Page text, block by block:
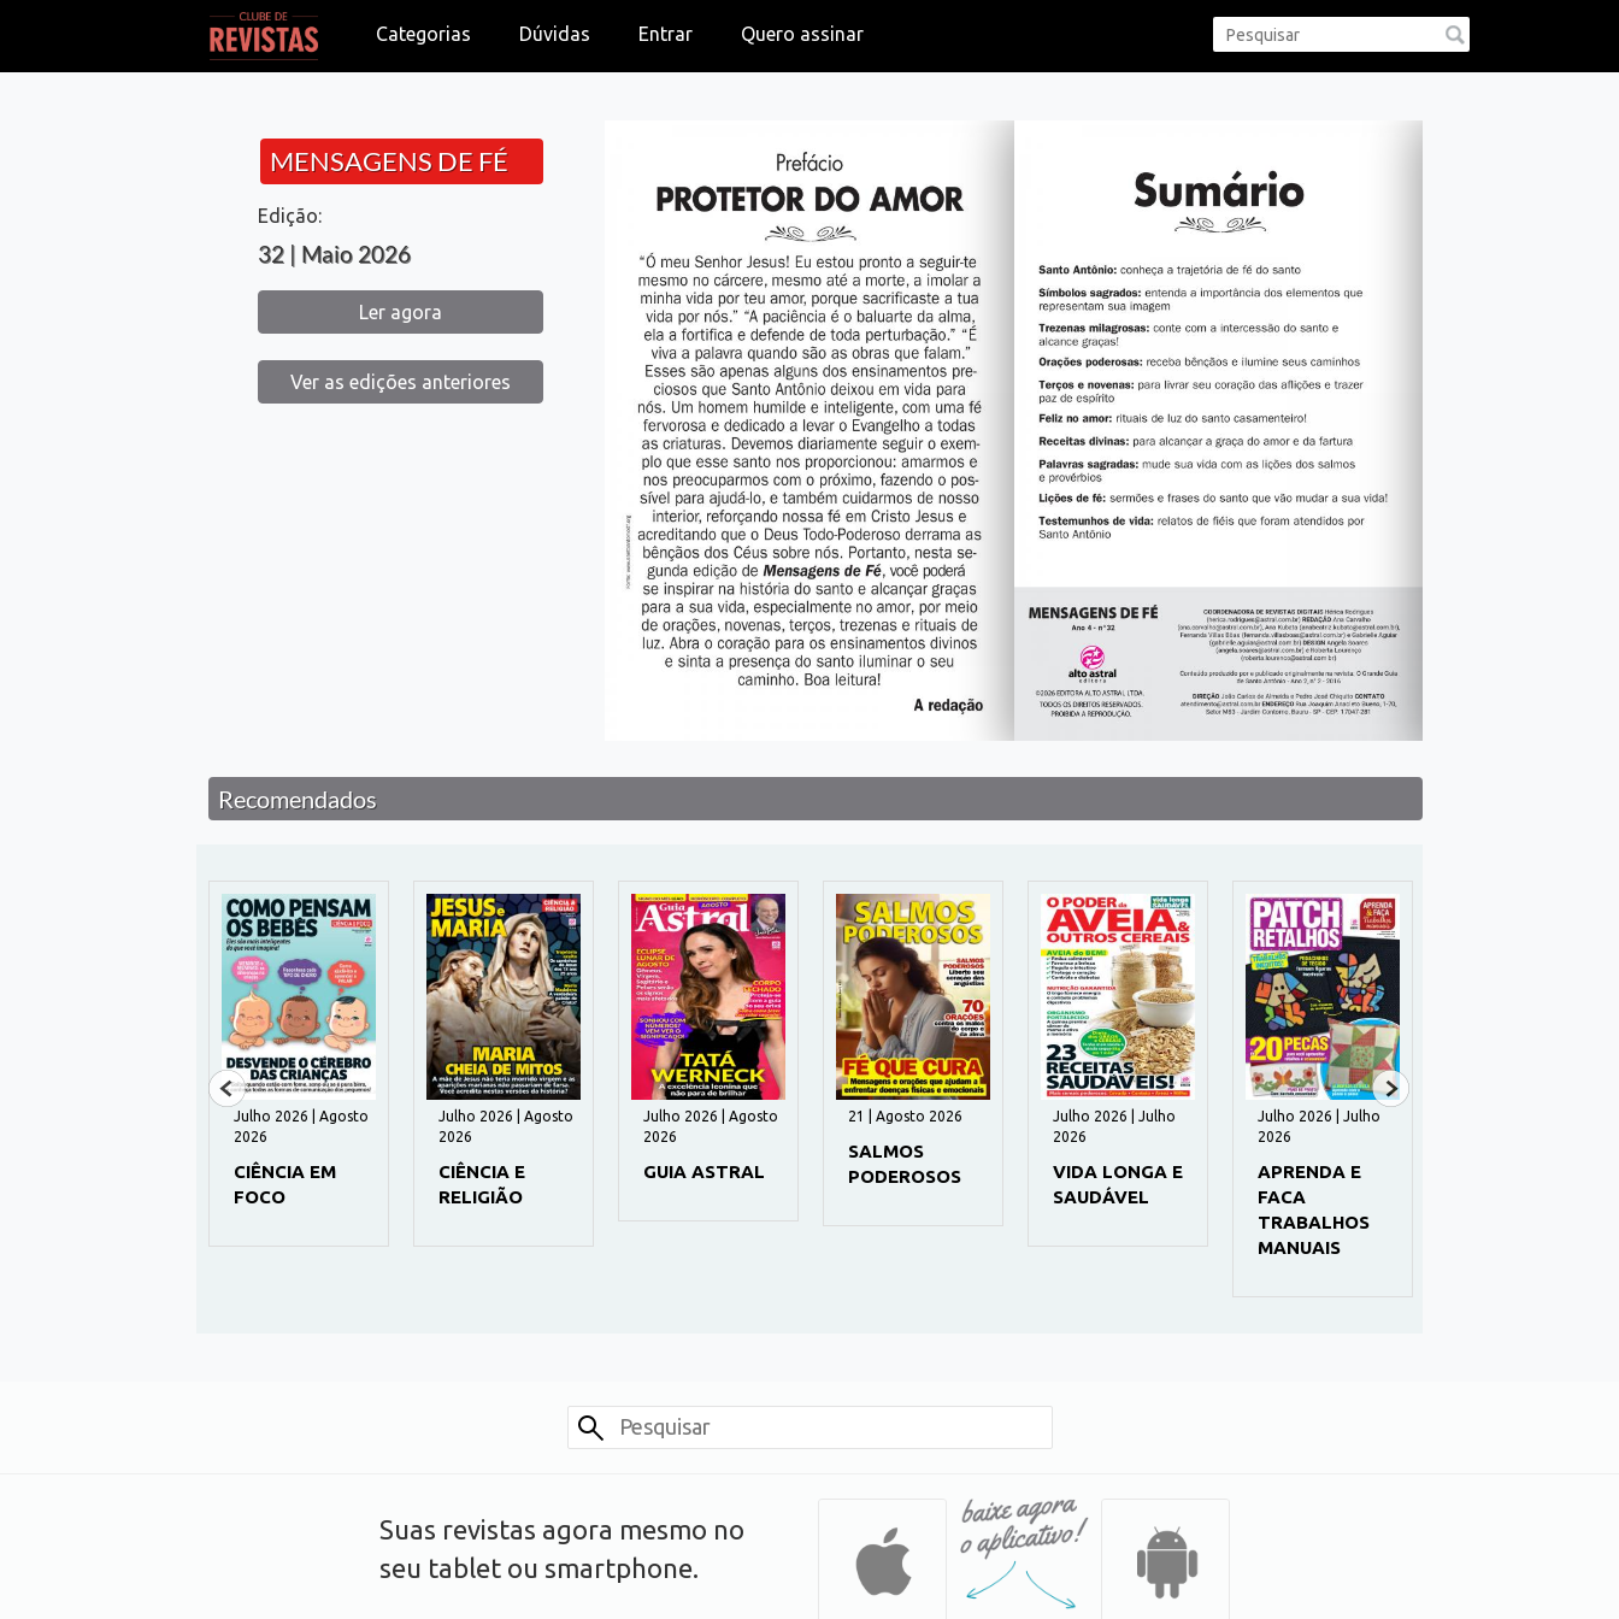
Categorias Dúvidas Entrar Quero assinar
MENSAGENS DE FÉ
Edição:
32 | Maio 2026
Ler agora
Ver as edições anteriores
Recomendados
Julho 2026 | Agosto
2026
CIÊNCIA EM
FOCO
Julho 2026 | Agosto
2026
CIÊNCIA E
RELIGIÃO
Julho 2026 | Agosto
2026
GUIA ASTRAL
21 | Agosto 2026
SALMOS
PODEROSOS
Julho 2026 | Julho
2026
VIDA LONGA E
SAUDÁVEL
Julho 2026 | Julho
2026
APRENDA E
FACA
TRABALHOS
MANUAIS
Suas revistas agora mesmo no
seu tablet ou smartphone.